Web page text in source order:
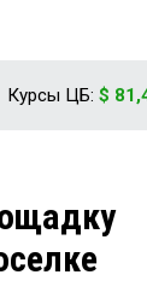
Курсы ЦБ: $